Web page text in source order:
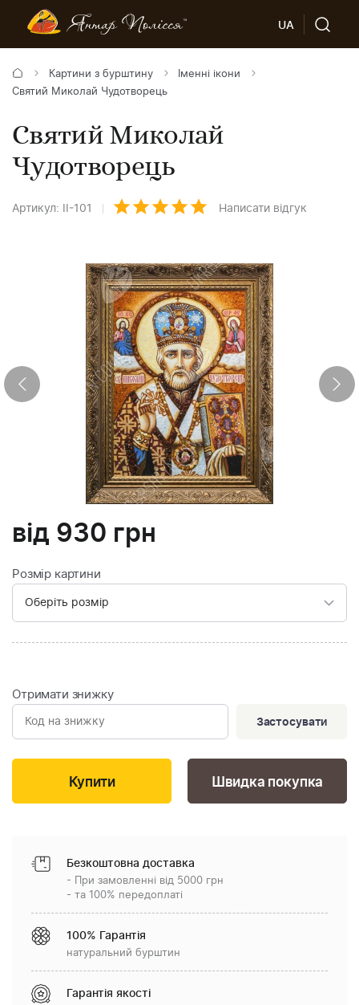
UA
Картини з бурштину
Іменні ікони
Святий Миколай Чудотворець
Святий Миколай
Чудотворець
Артикул: ІІ-101 Написати відгук
від 930 грн
Розмір картини
Отримати знижку
Застосувати
Швидка покупка
Безкоштовна доставка
- При замовленні від 5000 грн
- та 100% передоплаті
100% Гарантія
натуральний бурштин
Гарантія якості